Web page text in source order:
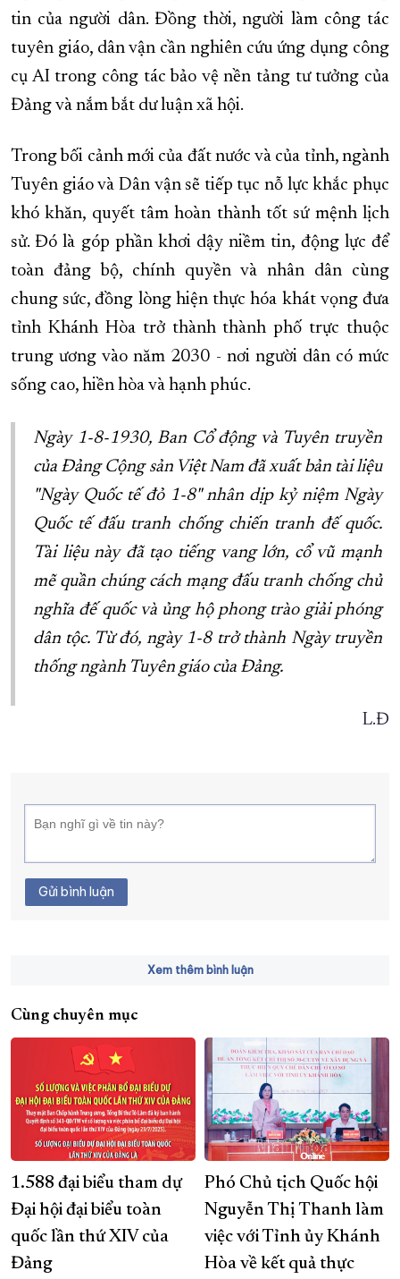
tin của người dân. Đồng thời,người làm công tác
tuyên giáo, dân vận cần nghiên cứu ứng dụng công
cụ AI trong công tác bảo vệ nền tảng tư tưởng của
Đảng và nắm bắt dư luận xã hội.
Trong bối cảnh mới của đất nước và của tỉnh, ngành
Tuyên giáo và Dân vận sẽ tiếp tục nỗ lực khắc phục
khó khăn, quyết tâm hoàn thành tốt sứ mệnh lịch
sử. Đó là góp phần khơi dậy niềm tin, động lực để
toàn đảng bộ, chính quyền và nhân dân cùng
chung sức, đồng lòng hiện thực hóa khát vọng đưa
tỉnh Khánh Hòa trở thành thành phố trực thuộc
trung ương vào năm 2030 - nơi người dân có mức
sống cao, hiền hòa và hạnh phúc.
Ngày 1-8-1930, Ban Cổ động và Tuyên truyền
của Đảng Cộng sản Việt Nam đã xuất bản tài liệu
"Ngày Quốc tế đỏ 1-8" nhân dịp kỷ niệm Ngày
Quốc tế đấu tranh chống chiến tranh đế quốc.
Tài liệu này đã tạo tiếng vang lớn, cổ vũ mạnh
mẽ quần chúng cách mạng đấu tranh chống chủ
nghĩa đế quốc và ủng hộ phong trào giải phóng
dân tộc. Từ đó, ngày 1-8 trở thành Ngày truyền
thống ngành Tuyên giáo của Đảng.
L.Đ
Gửi bình luận
Xem thêm bình luận
Cùng chuyên mục
1.588 đại biểu tham dự
Đại hội đại biểu toàn
quốc lần thứ XIV của
Đảng
Phó Chủ tịch Quốc hội
Nguyễn Thị Thanh làm
việc với Tỉnh ủy Khánh
Hòa về kết quả thực